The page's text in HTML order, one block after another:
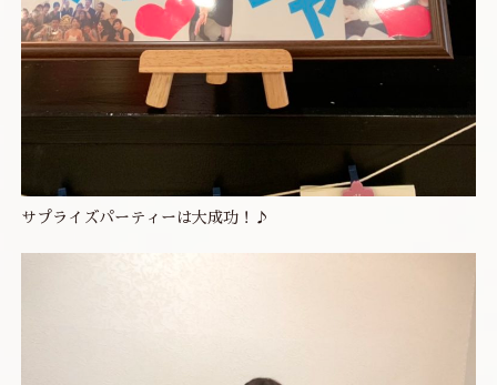
サプライズパーティーは大成功！♪